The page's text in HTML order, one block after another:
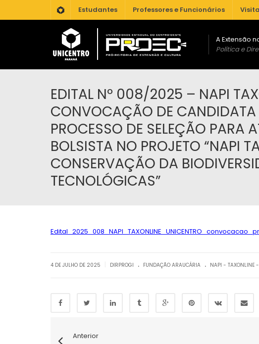
. Estudantes Professores e Funcionários
A Extensão
Política e
EDITAL Nº 008/2025 – NAPI
CONVOCAÇÃO DE CANDIDATA
PROCESSO DE SELEÇÃO PARA
BOLSISTA NO PROJETO “NAPI
CONSERVAÇÃO DA
TECNOLÓGICAS”
4 DE JULHO DE 2025 DIRPROGI . FUNDAÇÃO ARAUCÁRIA . NAPI - TAXONLINE
Anterior